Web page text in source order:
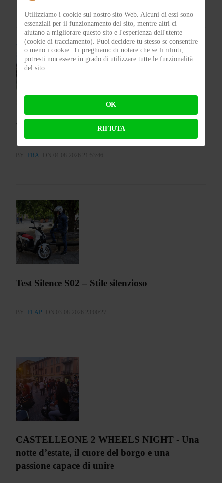
Test Emblema Telma – Il sole con classe
BY FRA ON 04-08-2026 21:53:46
Test Silence S02 – Stile silenzioso
BY FLAP ON 03-08-2026 23:00:27
CASTELLEONE 2 WHEELS NIGHT - Una
notte d’estate, il cuore del borgo e una
passione capace di unire
Utilizziamo i cookie sul nostro sito Web. Alcuni di essi sono
essenziali per il funzionamento del sito, mentre altri ci
aiutano a migliorare questo sito e l'esperienza dell'utente
(cookie di tracciamento). Puoi decidere tu stesso se consentire
o meno i cookie. Ti preghiamo di notare che se li rifiuti,
potresti non essere in grado di utilizzare tutte le funzionalità
del sito.
OK
RIFIUTA